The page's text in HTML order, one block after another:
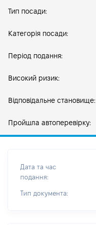
Тип посади:
Категорія посади:
Період подання:
Високий ризик:
Відповідальне становище:
Пройшла автоперевірку:
Дата та час
подання:
Тип документа: